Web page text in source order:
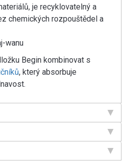
je recyklovatelný a
chemických rozpouštědel a
wanu
Begin kombinovat s
, který absorbuje